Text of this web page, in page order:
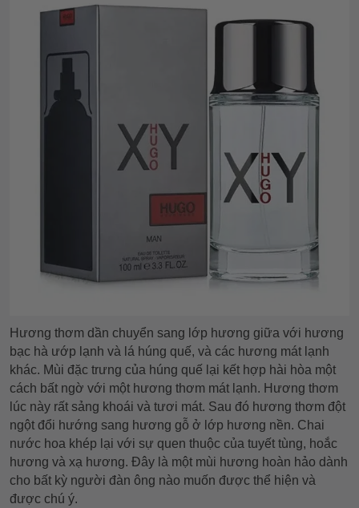
Hương thơm dần chuyển sang lớp hương giữa với hương
bạc hà ướp lạnh và lá húng quế, và các hương mát lạnh
khác. Mùi đặc trưng của húng quế lại kết hợp hài hòa một
cách bất ngờ với một hương thơm mát lạnh. Hương thơm
lúc này rất sảng khoái và tươi mát. Sau đó hương thơm đột
ngột đổi hướng sang hương gỗ ở lớp hương nền. Chai
nước hoa khép lại với sự quen thuộc của tuyết tùng, hoắc
hương và xạ hương. Đây là một mùi hương hoàn hảo dành
cho bất kỳ người đàn ông nào muốn được thể hiện và
được chú ý.